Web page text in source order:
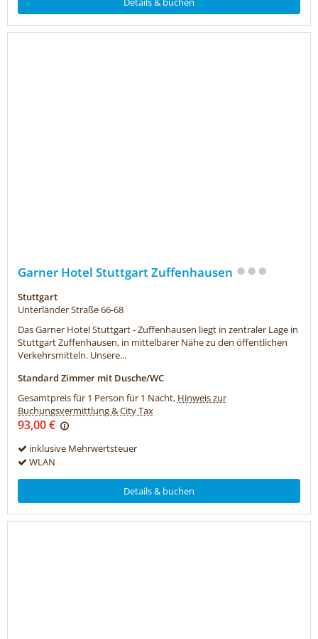
Garner Hotel Stuttgart Zuffenhausen
Stuttgart
Unterländer Straße 66-68
Das Garner Hotel Stuttgart - Zuffenhausen liegt in zentraler Lage in
Stuttgart Zuffenhausen, in mittelbarer Nähe zu den öffentlichen
Verkehrsmitteln. Unsere...
Standard Zimmer mit Dusche/WC
Gesamtpreis für 1 Person für 1 Nacht, Hinweis zur
Buchungsvermittlung & City Tax
93,00 €
inklusive Mehrwertsteuer
WLAN
Details & buchen